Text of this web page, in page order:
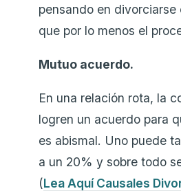
pensando en
que por lo menos el
Mutuo acuerdo.
En una relación rota, la
logren un acuerdo para
es abismal. Uno puede
a un 20% y sobre todo
(Lea Aquí Causales